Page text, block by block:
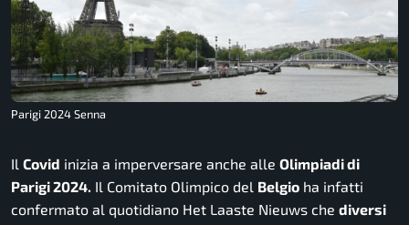
Parigi 2024 Senna
Il Covid inizia a imperversare anche alle Olimpiadi di
Parigi 2024. Il Comitato Olimpico del Belgio ha infatti
confermato al quotidiano Het Laaste Nieuws che diversi